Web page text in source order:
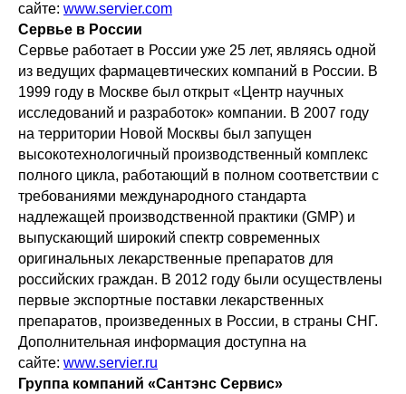
сайте: www.servier.com
Сервье в России
Сервье работает в России уже 25 лет, являясь одной
из ведущих фармацевтических компаний в России. В
1999 году в Москве был открыт «Центр научных
исследований и разработок» компании. В 2007 году
на территории Новой Москвы был запущен
высокотехнологичный производственный комплекс
полного цикла, работающий в полном соответствии с
требованиями международного стандарта
надлежащей производственной практики (GMP) и
выпускающий широкий спектр современных
оригинальных лекарственные препаратов для
российских граждан. В 2012 году были осуществлены
первые экспортные поставки лекарственных
препаратов, произведенных в России, в страны СНГ.
Дополнительная информация доступна на
сайте: www.servier.ru
Группа компаний «Сантэнс Сервис»